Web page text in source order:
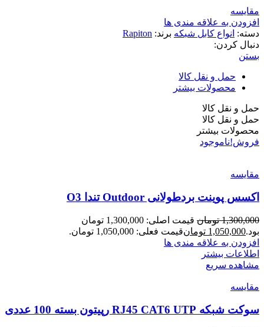
مقایسه
افزودن به علاقه مندی ها
دسته: انواع کابل شبکه برند: Rapiton
دنبال کردن:
بستن
حمل و نقل کالا
محصولات بیشتر
حمل و نقل کالا
حمل و نقل کالا
محصولات بیشتر
فروش!ناموجود
مقایسه
اکسس پوینت بردطولانی Outdoor تندا O3
1,300,000 تومان
قیمت اصلی: 1,300,000 تومان
بود.1,050,000 تومانقیمت فعلی: 1,050,000 تومان.
افزودن به علاقه مندی ها
اطلاعات بیشتر
مشاهده سریع
مقایسه
سوکت شبکه RJ45 CAT6 UTP رپیتون بسته 100 عددی